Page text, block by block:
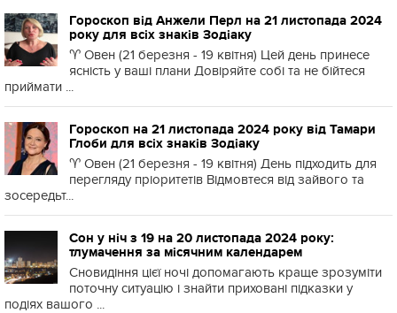
Гороскоп від Анжели Перл на 21 листопада 2024
року для всіх знаків Зодіаку
♈️ Овен (21 березня - 19 квітня) Цей день принесе
ясність у ваші плани Довіряйте собі та не бійтеся
приймати ...
Гороскоп на 21 листопада 2024 року від Тамари
Глоби для всіх знаків Зодіаку
♈️ Овен (21 березня - 19 квітня) День підходить для
перегляду пріоритетів Відмовтеся від зайвого та
зосередьт...
Сон у ніч з 19 на 20 листопада 2024 року:
тлумачення за місячним календарем
Сновидіння цієї ночі допомагають краще зрозуміти
поточну ситуацію і знайти приховані підказки у
подіях вашого ...